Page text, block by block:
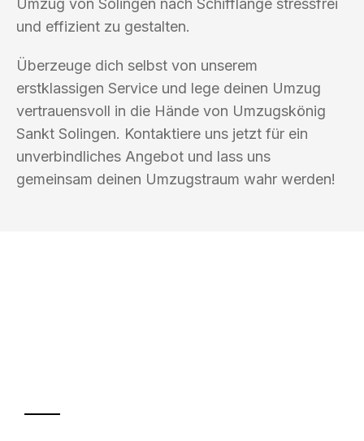
Umzug von Solingen nach Schifflange stressfrei
und effizient zu gestalten.
Überzeuge dich selbst von unserem
erstklassigen Service und lege deinen Umzug
vertrauensvoll in die Hände von Umzugskönig
Sankt Solingen. Kontaktiere uns jetzt für ein
unverbindliches Angebot und lass uns
gemeinsam deinen Umzugstraum wahr werden!